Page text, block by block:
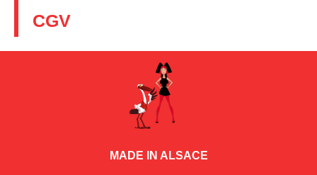
CGV
MADE IN ALSACE